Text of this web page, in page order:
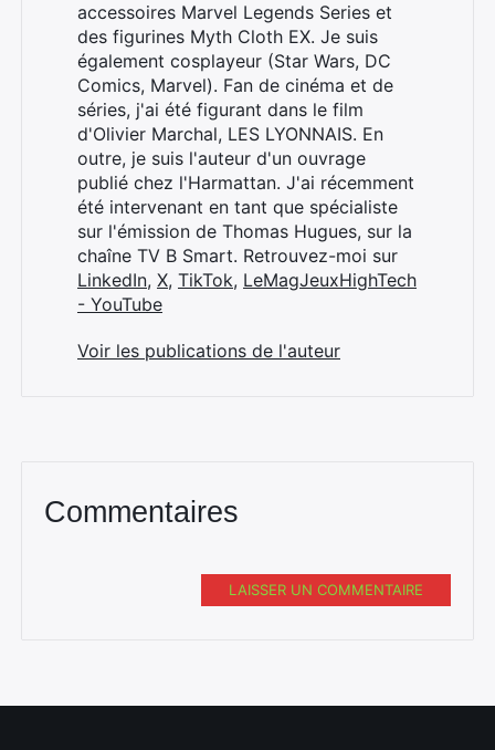
accessoires Marvel Legends Series et
des figurines Myth Cloth EX. Je suis
également cosplayeur (Star Wars, DC
Comics, Marvel). Fan de cinéma et de
séries, j'ai été figurant dans le film
d'Olivier Marchal, LES LYONNAIS. En
outre, je suis l'auteur d'un ouvrage
publié chez l'Harmattan. J'ai récemment
été intervenant en tant que spécialiste
sur l'émission de Thomas Hugues, sur la
chaîne TV B Smart. Retrouvez-moi sur
LinkedIn, X, TikTok, LeMagJeuxHighTech
- YouTube
Voir les publications de l'auteur
Commentaires
LAISSER UN COMMENTAIRE